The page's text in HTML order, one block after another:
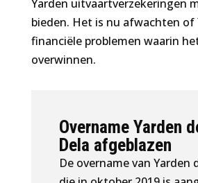
Yarden uitvaartverzekeringen
bieden. Het is nu afwachten of
financiële problemen waarin
overwinnen.
Overname Yarden
Dela afgeblazen
De overname van Yarden